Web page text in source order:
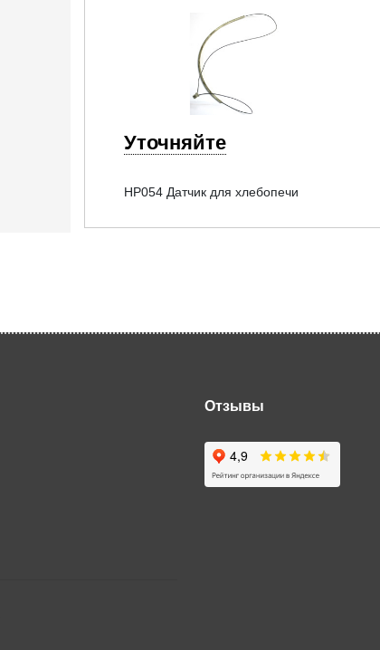
Уточняйте
HP054 Датчик для хлебопечи
Отзывы